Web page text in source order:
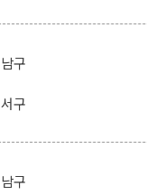
남구
서구
남구